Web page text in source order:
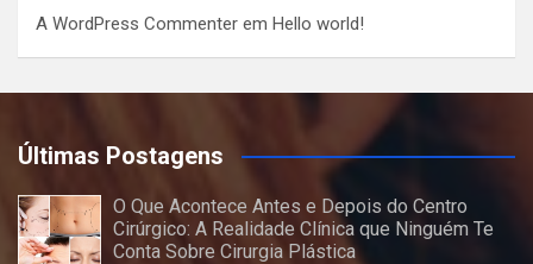
A WordPress Commenter em Hello world!
Últimas Postagens
O Que Acontece Antes e Depois do Centro
Cirúrgico: A Realidade Clínica que Ninguém Te
Conta Sobre Cirurgia Plástica